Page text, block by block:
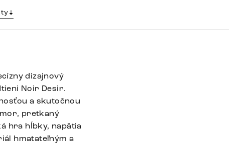
dizajnový
Noir Desir.
a skutočnou
pretkaný
hra hĺbky, napätia
hmatateľným a